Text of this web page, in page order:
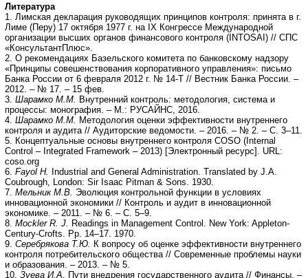
Литература
1. Лимская декларация руководящих принципов контроля: принята в г.
Лиме (Перу) 17 октября 1977 г. на IX Конгрессе Международной
организации высших органов финансового контроля (INTOSAI) // СПС
«КонсультантПлюс».
2. О рекомендациях Базельского комитета по банковскому надзору
«Принципы совешенствования корпоративного управления»: письмо
Банка России от 6 февраля 2012 г. № 14-Т // Вестник Банка России. –
2012. – № 17. – 15 фев.
3. Шарамко М.М. Внутренний контроль: методология, система и
процессы: монография. – М.: РУСАЙНС, 2016.
4. Шарамко М.М. Методология оценки эффективности внутреннего
контроля и аудита // Аудиторские ведомости. – 2016. – № 2. – С. 3–11.
5. Концептуальные основы внутреннего контроля COSO (Internal
Control – Integrated Framework – 2013) [Электронный ресурс]. URL:
coso.org
6. Fayol H. Industrial and General Administration. Translated by J.A.
Coubrough, London: Sir Isaac Pitman & Sons. 1930.
7. Мельник М.В. Эволюция контрольной функции в условиях
инновационной экономики // Контроль и аудит в инновационной
экономике. – 2011. – № 6. – С. 5–9.
8. Mockler R. J. Readings in Management Control. New York: Appleton-
Century-Crofts. Pp. 14–17. 1970.
9. Серебрякова Т.Ю. К вопросу об оценке эффективности внутреннего
контроля потребительского общества // Современные проблемы науки
и образования. – 2013. – № 5.
10. Зуева И.А. Пути внедрения государственного аудита // Финансы. –